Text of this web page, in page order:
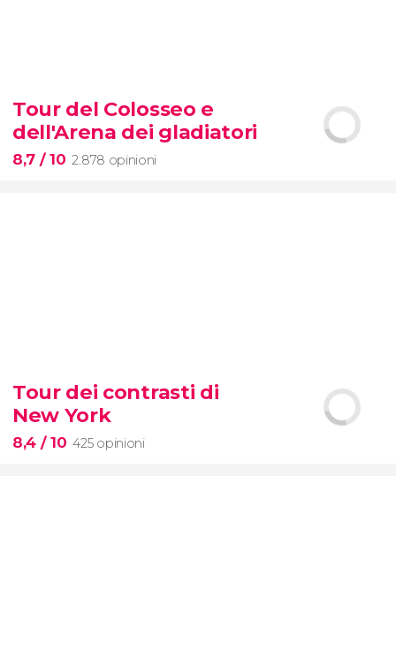
Tour del Colosseo e
dell'Arena dei gladiatori
8,7 / 10 2.878 opinioni
scoprite tutti i segreti dell'Arena
dei gladiatori
Tour dei contrasti di
New York
8,4 / 10 425 opinioni